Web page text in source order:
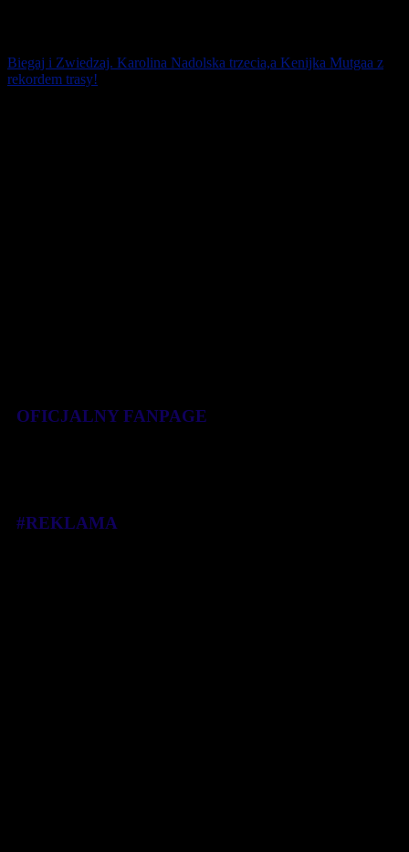
Biegaj i Zwiedzaj. Karolina Nadolska trzecia,a Kenijka Mutgaa z
rekordem trasy!
OFICJALNY FANPAGE
#REKLAMA